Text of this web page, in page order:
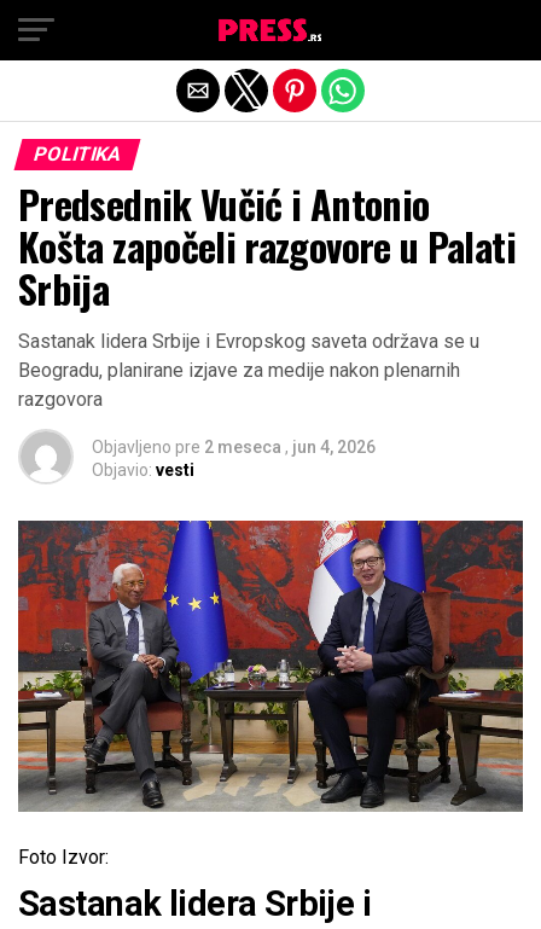
POLITIKA
Predsednik Vučić i Antonio
Košta započeli razgovore u Palati
Srbija
Sastanak lidera Srbije i Evropskog saveta održava se u
Beogradu, planirane izjave za medije nakon plenarnih
razgovora
Objavljeno pre 2 meseca , jun 4, 2026
Objavio: vesti
Foto Izvor:
Sastanak lidera Srbije i
Exit mobile version